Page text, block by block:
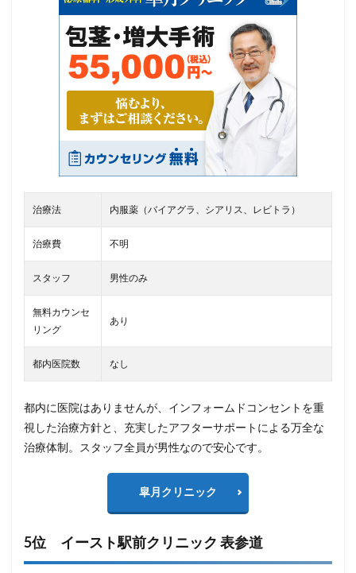
治療法 内服薬（バイアグラ、シアリス、レビトラ）
治療費 不明
スタッフ 男性のみ
無料カウンセ
リング
あり
都内医院数 なし
都内に医院はありませんが、インフォームドコンセントを重
視した治療方針と、充実したアフターサポートによる万全な
治療体制。スタッフ全員が男性なので安心です。
皐月クリニック
5位 イースト駅前クリニック 表参道